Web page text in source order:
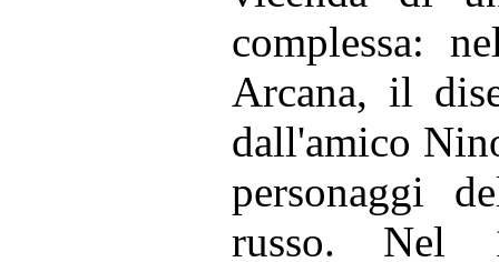
complessa:
Arcana, il
dall'amico
personaggi
russo. Nel